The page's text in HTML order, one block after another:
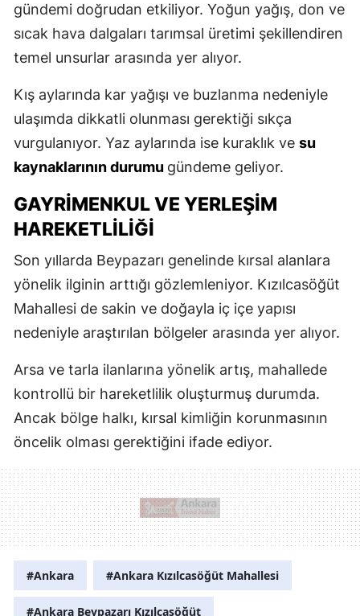
gündemi doğrudan etkiliyor. Yoğun yağış, don ve
sıcak hava dalgaları tarımsal üretimi şekillendiren
temel unsurlar arasında yer alıyor.
Kış aylarında kar yağışı ve buzlanma nedeniyle
ulaşımda dikkatli olunması gerektiği sıkça
vurgulanıyor. Yaz aylarında ise kuraklık ve su
kaynaklarının durumu gündeme geliyor.
GAYRIMENKUL VE YERLEŞIM
HAREKETLILIĞI
Son yıllarda Beypazarı genelinde kırsal alanlara
yönelik ilginin arttığı gözlemleniyor. Kızılcasöğüt
Mahallesi de sakin ve doğayla iç içe yapısı
nedeniyle araştırılan bölgeler arasında yer alıyor.
Arsa ve tarla ilanlarına yönelik artış, mahallede
kontrollü bir hareketlilik oluşturmuş durumda.
Ancak bölge halkı, kırsal kimliğin korunmasının
öncelik olması gerektiğini ifade ediyor.
#Ankara #Ankara Kızılcasöğüt Mahallesi
#Ankara Beypazarı Kızılcasöğüt